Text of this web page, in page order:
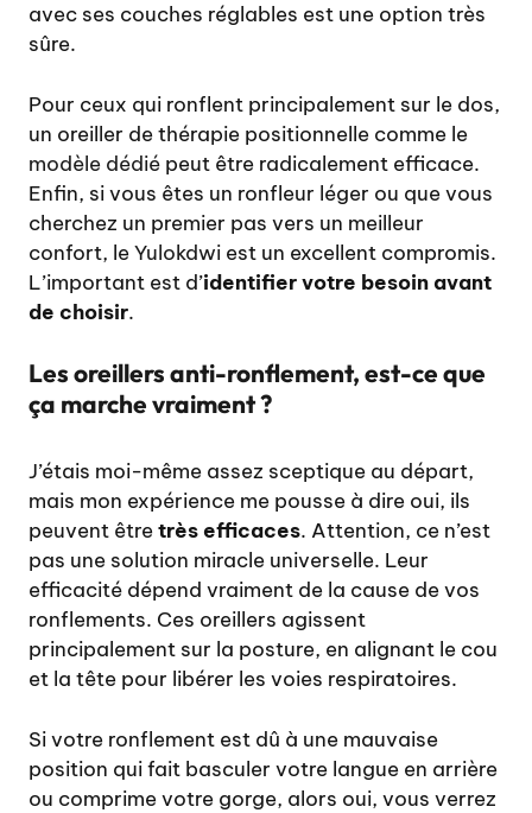
avec ses couches réglables est une option très
sûre.
Pour ceux qui ronflent principalement sur le dos,
un oreiller de thérapie positionnelle comme le
modèle dédié peut être radicalement efficace.
Enfin, si vous êtes un ronfleur léger ou que vous
cherchez un premier pas vers un meilleur
confort, leYulokdwi est un excellent compromis.
L’important est d’identifier votre besoin avant
de choisir.
Les oreillers anti-ronflement, est-ce que
ça marche vraiment ?
J’étais moi-même assez sceptique au départ,
mais mon expérience me pousse à dire oui, ils
peuvent êtretrès efficaces. Attention, ce n’est
pas une solution miracle universelle. Leur
efficacité dépend vraiment de la cause de vos
ronflements. Ces oreillers agissent
principalement sur la posture, en alignant le cou
et la tête pour libérer les voies respiratoires.
Si votre ronflement est dû à une mauvaise
position qui fait basculer votre langue en arrière
ou comprime votre gorge, alors oui, vous verrez